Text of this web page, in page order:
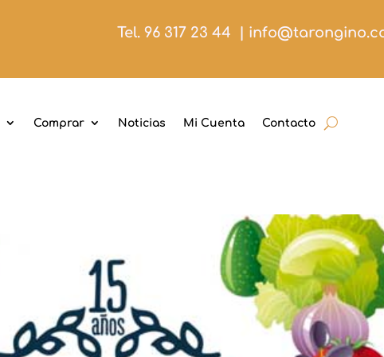
Tel. 96 317 23 44
Comprar Noticias Mi Cuenta Contacto